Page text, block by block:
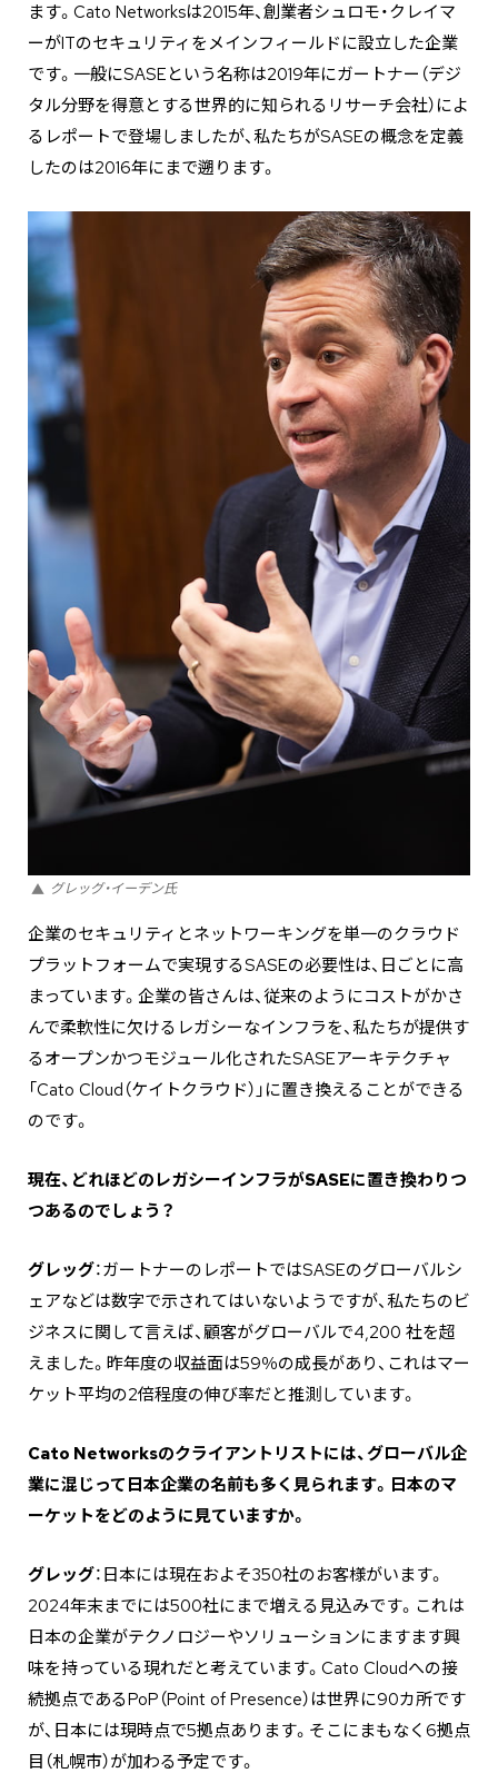
ます。Cato Networksは2015年、創業者シュロモ・クレイマ
ーがITのセキュリティをメインフィールドに設立した企業
です。一般にSASEという名称は2019年にガートナー（デジ
タル分野を得意とする世界的に知られるリサーチ会社）によ
るレポートで登場しましたが、私たちがSASEの概念を定義
したのは2016年にまで遡ります。
グレッグ・イーデン氏
企業のセキュリティとネットワーキングを単一のクラウド
プラットフォームで実現するSASEの必要性は、日ごとに高
まっています。企業の皆さんは、従来のようにコストがかさ
んで柔軟性に欠けるレガシーなインフラを、私たちが提供す
るオープンかつモジュール化されたSASEアーキテクチャ
「Cato Cloud（ケイトクラウド）」に置き換えることができる
のです。
――現在、どれほどのレガシーインフラがSASEに置き換わりつ
つあるのでしょう？
グレッグ：ガートナーのレポートではSASEのグローバルシ
ェアなどは数字で示されてはいないようですが、私たちのビ
ジネスに関して言えば、顧客がグローバルで4,200 社を超
えました。昨年度の収益面は59％の成長があり、これはマー
ケット平均の2倍程度の伸び率だと推測しています。
――Cato Networksのクライアントリストには、グローバル企
業に混じって日本企業の名前も多く見られます。日本のマ
ーケットをどのように見ていますか。
グレッグ：日本には現在およそ350社のお客様がいます。
2024年末までには500社にまで増える見込みです。これは
日本の企業がテクノロジーやソリューションにますます興
味を持っている現れだと考えています。Cato Cloudへの接
続拠点であるPoP（Point of Presence）は世界に90カ所です
が、日本には現時点で5拠点あります。そこにまもなく6拠点
目（札幌市）が加わる予定です。